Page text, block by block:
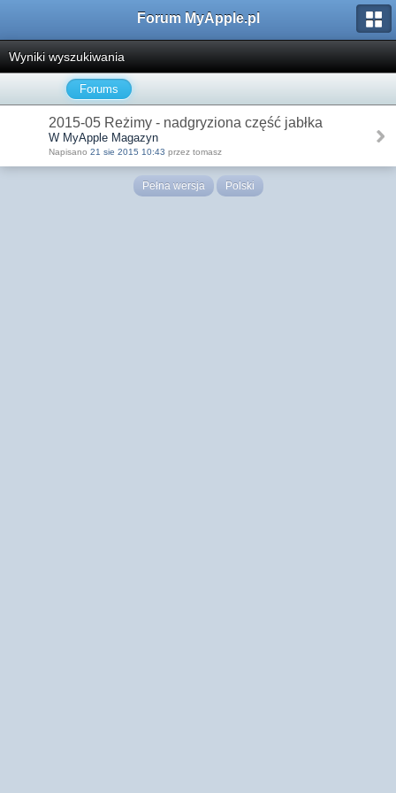
Forum MyApple.pl
Wyniki wyszukiwania
Forums
2015-05 Reżimy - nadgryziona część jabłka
W MyApple Magazyn
Napisano 21 sie 2015 10:43 przez tomasz
Pełna wersja Polski